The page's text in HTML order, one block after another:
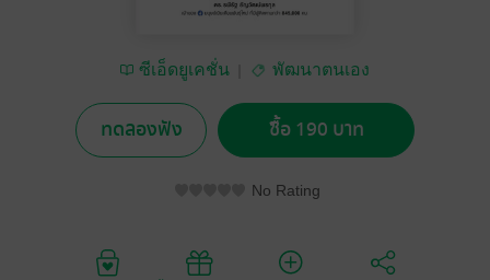
ซีเอ็ดยูเคชั่น พัฒนาตนเอง
ทดลองฟัง ซื้อ 190 บาท
No Rating